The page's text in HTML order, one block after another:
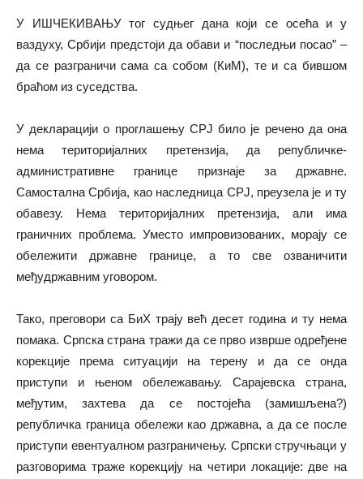
У ИШЧЕКИВАЊУ тог судњег дана који се осећа и у
ваздуху, Србији предстоји да обави и “последњи посао” –
да се разграничи сама са собом (КиМ), те и са бившом
браћом из суседства.
У декларацији о проглашењу СРЈ било је речено да она
нема територијалних претензија, да републичке-
административне границе признаје за државне.
Самостална Србија, као наследница СРЈ, преузела је и ту
обавезу. Нема територијалних претензија, али има
граничних проблема. Уместо импровизованих, морају се
обележити државне границе, а то све озваничити
међудржавним уговором.
Тако, преговори са БиХ трају већ десет година и ту нема
помака. Српска страна тражи да се прво изврше одређене
корекције према ситуацији на терену и да се онда
приступи и њеном обележавању. Сарајевска страна,
међутим, захтева да се постојећа (замишљена?)
републичка граница обележи као државна, а да се после
приступи евентуалном разграничењу. Српски стручњаци у
разговорима траже корекцију на четири локације: две на